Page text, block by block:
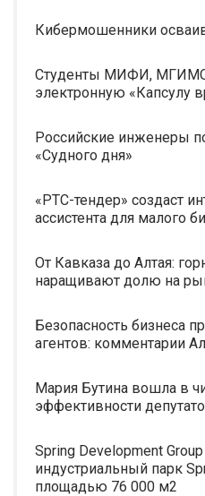
Кибермошенники
Студенты МИФИ, МГИМО
электронную «Капсулу
Российские инженеры
«Судного дня»
«РТС-тендер» создаст
ассистента для малого
От Кавказа до Алтая:
наращивают долю на
Безопасность бизнеса
агентов: комментарии
Мария Бутина вошла в
эффективности
Spring Development
индустриальный парк
площадью 76 000 м2